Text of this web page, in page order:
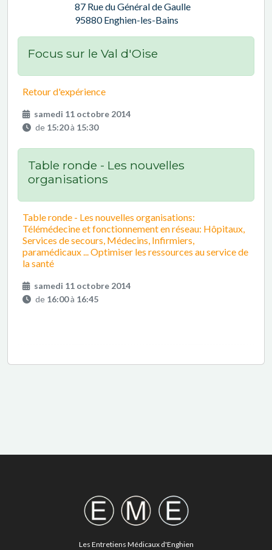
87 Rue du Général de Gaulle
95880 Enghien-les-Bains
Focus sur le Val d'Oise
Retour d'expérience
samedi 11 octobre 2014
de 15:20à 15:30
Table ronde - Les nouvelles
organisations
Table ronde - Les nouvelles organisations:
Télémédecine et fonctionnement en réseau: Hôpitaux,
Services de secours, Médecins, Infirmiers,
paramédicaux ... Optimiser les ressources au service de
la santé
samedi 11 octobre 2014
de 16:00à 16:45
Les Entretiens Médicaux d'Enghien